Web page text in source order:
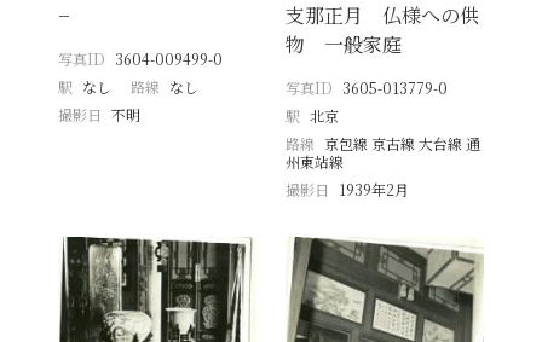
−
写真ID 3604-009499-0
駅 なし 路線 なし
撮影日
不明
支那正月 仏様への供
物 一般家庭
写真ID 3605-013779-0
駅 北京
路線 京包線 京古線 大台線 通
州東站線
撮影日
1939年2月